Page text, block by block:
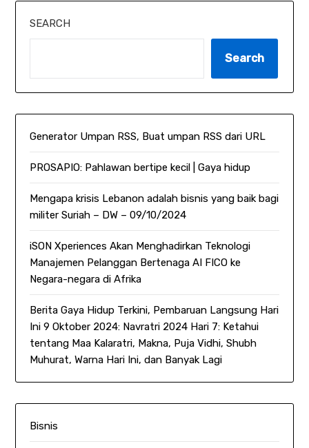
SEARCH
Search
Generator Umpan RSS, Buat umpan RSS dari URL
PROSAPIO: Pahlawan bertipe kecil | Gaya hidup
Mengapa krisis Lebanon adalah bisnis yang baik bagi
militer Suriah – DW – 09/10/2024
iSON Xperiences Akan Menghadirkan Teknologi
Manajemen Pelanggan Bertenaga AI FICO ke
Negara-negara di Afrika
Berita Gaya Hidup Terkini, Pembaruan Langsung Hari
Ini 9 Oktober 2024: Navratri 2024 Hari 7: Ketahui
tentang Maa Kalaratri, Makna, Puja Vidhi, Shubh
Muhurat, Warna Hari Ini, dan Banyak Lagi
Bisnis